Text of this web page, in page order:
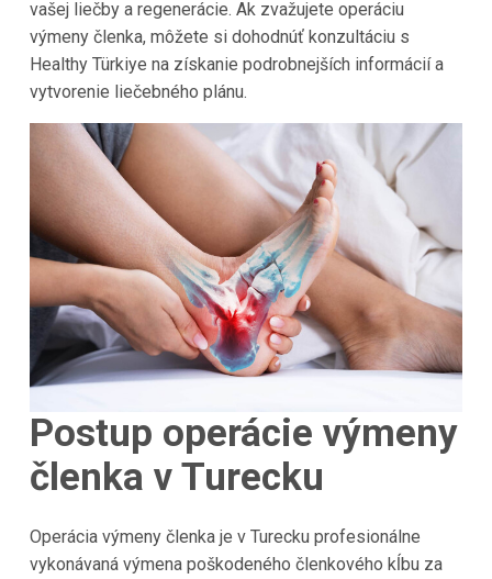
vašej liečby a regenerácie. Ak zvažujete operáciu
výmeny členka, môžete si dohodnúť konzultáciu s
Healthy Türkiye na získanie podrobnejších informácií a
vytvorenie liečebného plánu.
Postup operácie výmeny
členka v Turecku
Operácia výmeny členka je v Turecku profesionálne
vykonávaná výmena poškodeného členkového kĺbu za